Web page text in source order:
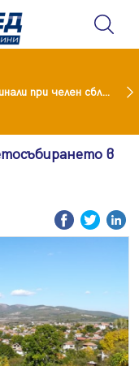
Най-малко 22 загинали при челен сблъсък между два автобуса
в